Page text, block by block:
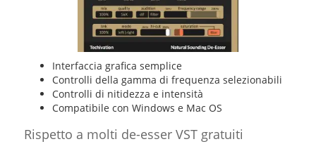
Interfaccia grafica semplice
Controlli della gamma di frequenza selezionabili
Controlli di nitidezza e intensità
Compatibile con Windows e Mac OS
Rispetto a molti de-esser VST gratuiti